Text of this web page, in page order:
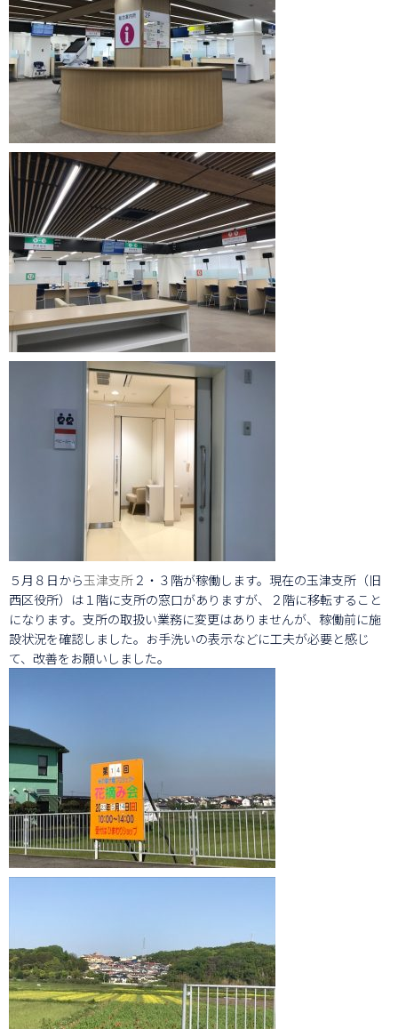
５月８日から玉津支所 ２・３階が稼働します。現在の玉津支所（旧
西区役所）は１階に支所の窓口がありますが、２階に移転すること
になります。支所の取扱い業務に変更はありませんが、稼働前に施
設状況を確認しました。お手洗いの表示などに工夫が必要と感じ
て、改善をお願いしました。